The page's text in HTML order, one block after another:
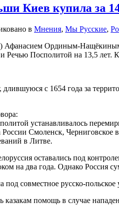
Киев купила за
в Мнения, Мы Русские,
Афанасием Ординым-
Речью Посполитой на 13,5 лет.
с 1654 года за
устанавливалось
Смоленск,
в Литве.
оставались под
на два года. Однако Россия
под совместное русско-
казакам помощь в случае